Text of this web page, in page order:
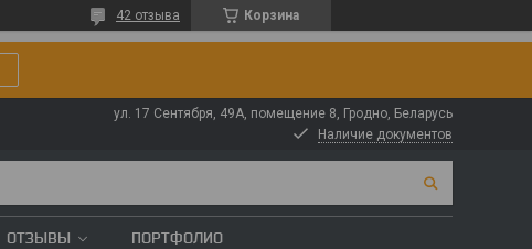
Корзина
42 отзыва
ул. 17 Сентября, 49А, помещение 8, Гродно, Беларусь
Наличие документов
ОТЗЫВЫ ПОРТФОЛИО